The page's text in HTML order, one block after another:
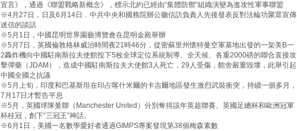
宣言》，通過《聯盟戰略新概念》，標示北約已經由“集體防禦”組織演變為進攻性軍事聯盟
※4月27日，日及6月14日﹐中共中央和國務院辦公廳信訪負責人先後發表反對法輪功聚眾宣傳
迷信的談話
※5月1日，中國昆明世界園藝博覽會在昆明金殿舉辦
※5月7日，英國倫敦格林威治時間夜21時46分，從密蘇里州懷特曼空軍基地出發的一架美B一
2轟炸機向中國駐南斯拉夫使館投下5枚全球定位系統制導、全天候、各重2000磅的聯合直接攻
擊彈藥（JDAM），造成中國駐南斯拉夫大使館3人死亡，29人受傷，館舍嚴重毀壞，此舉引起
中國全國之抗議
※5月上旬，印度和巴基斯坦在印占喀什米爾的卡吉爾地區發生激烈武裝衝突，持續一個多月，
7月17日才暫告平息
※5月，英國球隊曼聯（Manchester United）分別奪得該年英超聯賽、英國足總杯和歐洲冠軍
杯桂冠，創下“三冠王”神話。
※6月1日，美國一名數學愛好者通過GIMPS專案發現第38個梅森素數